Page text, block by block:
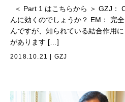
＜ Part 1 はこちらから ＞ GZJ：
んに効くのでしょうか？ EM： 完
んですが、知られている結合作用
があります […]
2018.10.21 GZJ